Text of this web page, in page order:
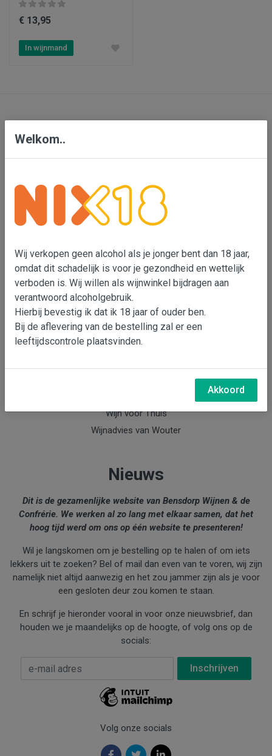
€ 13,95
In wijnmand
Bensdorp Wijnen, De Confrerie en Wijnkado
Bedrijventerrein 'De Vutter'
De Beverspijken 20 L
5221 ED 's-Hertogenbosch (Engelen)
M 06-22993764
e-mail: Wouter Bensdorp
Info
Over Wouter Bensdorp & Bensdorp Wijnen
Wijn voor Thuis
Wijnadvies van Wouter
Nieuws
Dit is de gezamenlijke website van Bensdorp Wijnen & de
Confrérie. We werken al zo lang met elkaar samen, dat het
hoog tijd werd om ons op één website te presenteren!
Wil je langskomen om je bestelling op te halen of om iets
lekkers uit te zoeken? Bel of mail dan even van te voren, wij zijn
namelijk niet altijd aanwezig en het zou jammer zijn als je voor
een gesloten deur zou komen te staan.
En schrijf je hieronder vooral in voor onze nieuwsbrief, dan
houden we je maandelijks op de hoogte, of volg ons op de
socials:
E-mail Adres
Volg onze socials
Welkom..
Wij verkopen geen alcohol als je jonger bent dan 18 jaar,
omdat dit schadelijk is voor je gezondheid en wettelijk
verboden is. Wij willen als wijnwinkel bijdragen aan
verantwoord alcoholgebruik.
Hierbij bevestig ik dat ik 18 jaar of ouder ben.
Bij de aflevering van de bestelling zal er een
leeftijdscontrole plaatsvinden.
Akkoord